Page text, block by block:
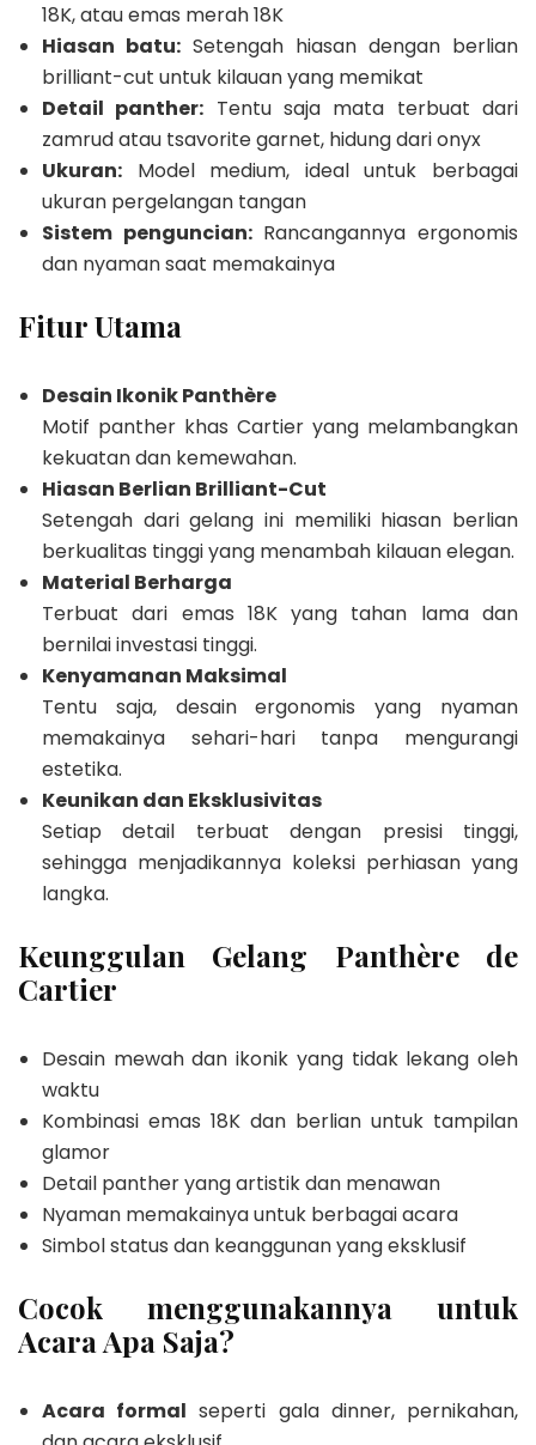
18K, atau emas merah 18K
Hiasan batu: Setengah hiasan dengan berlian
brilliant-cut untuk kilauan yang memikat
Detail panther: Tentu saja mata terbuat dari
zamrud atau tsavorite garnet, hidung dari onyx
Ukuran: Model medium, ideal untuk berbagai
ukuran pergelangan tangan
Sistem penguncian:Rancangannya ergonomis
dan nyaman saat memakainya
Fitur Utama
Desain Ikonik Panthère
Motif panther khas Cartier yang melambangkan
kekuatan dan kemewahan.
Hiasan Berlian Brilliant-Cut
Setengah dari gelang ini memiliki hiasan berlian
berkualitas tinggi yang menambah kilauan elegan.
Material Berharga
Terbuat dari emas 18K yang tahan lama dan
bernilai investasi tinggi.
Kenyamanan Maksimal
Tentu saja, desain ergonomis yang nyaman
memakainya sehari-hari tanpa mengurangi
estetika.
Keunikan dan Eksklusivitas
Setiap detail terbuat dengan presisi tinggi,
sehingga menjadikannya koleksi perhiasan yang
langka.
Keunggulan Gelang Panthère de
Cartier
Desain mewah dan ikonik yang tidak lekang oleh
waktu
Kombinasi emas 18K dan berlian untuk tampilan
glamor
Detail panther yang artistik dan menawan
Nyaman memakainya untuk berbagai acara
Simbol status dan keanggunan yang eksklusif
Cocok menggunakannya untuk
Acara Apa Saja?
Acara formal seperti gala dinner, pernikahan,